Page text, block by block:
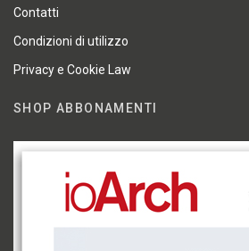
Contatti
Condizioni di utilizzo
Privacy e Cookie Law
SHOP ABBONAMENTI